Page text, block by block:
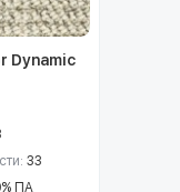
Dynamic
33
ПА